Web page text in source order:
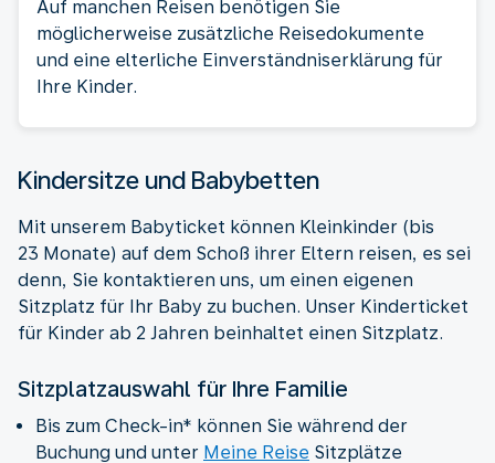
Auf manchen Reisen benötigen Sie
möglicherweise zusätzliche Reisedokumente
und eine elterliche Einverständniserklärung für
Ihre Kinder.
Kindersitze und Babybetten
Mit unserem Babyticket können Kleinkinder (bis
23 Monate) auf dem Schoß ihrer Eltern reisen, es sei
denn, Sie kontaktieren uns, um einen eigenen
Sitzplatz für Ihr Baby zu buchen. Unser Kinderticket
für Kinder ab 2 Jahren beinhaltet einen Sitzplatz.
Sitzplatzauswahl für Ihre Familie
Bis zum Check-in* können Sie während der
Buchung und unter Meine Reise Sitzplätze